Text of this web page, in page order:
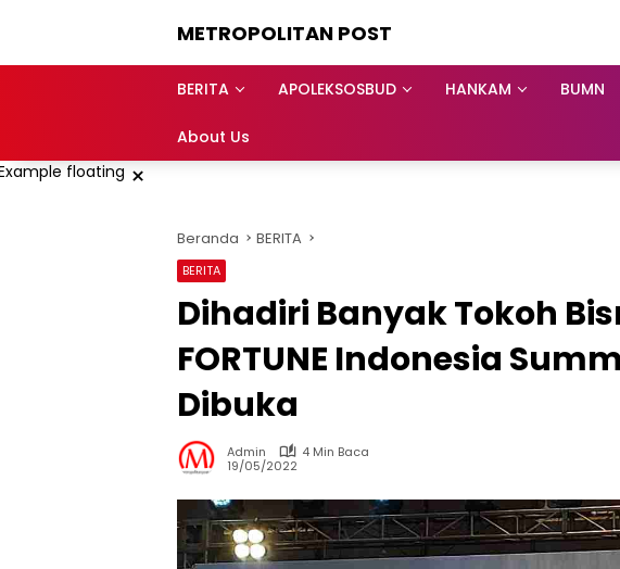
METROPOLITAN POST
BERITA APOLEKSOSBUD HANKAM BUMN
About Us
×
Beranda BERITA
BERITA
Dihadiri Banyak Tokoh
FORTUNE Indonesia
Dibuka
Admin
4 Min Baca
19/05/2022